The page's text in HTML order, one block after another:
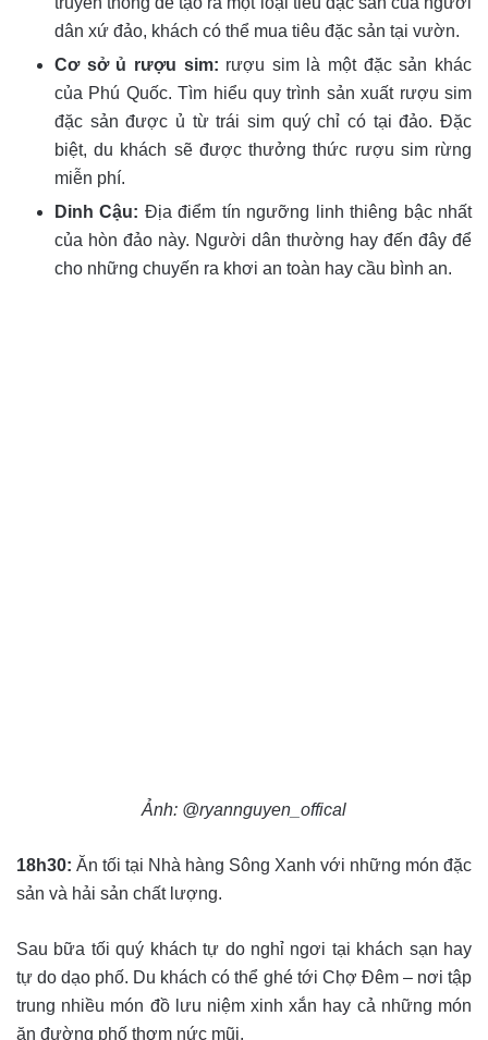
dân xứ đảo, khách có thể mua tiêu đặc sản tại vườn.
Cơ sở ủ rượu sim: rượu sim là một đặc sản khác
của Phú Quốc. Tìm hiểu quy trình sản xuất rượu sim
đặc sản được ủ từ trái sim quý chỉ có tại đảo. Đặc
biệt, du khách sẽ được thưởng thức rượu sim rừng
miễn phí.
Dinh Cậu: Địa điểm tín ngưỡng linh thiêng bậc nhất
của hòn đảo này. Người dân thường hay đến đây để
cho những chuyến ra khơi an toàn hay cầu bình an.
Ảnh: @ryannguyen_offical
18h30: Ăn tối tại Nhà hàng Sông Xanh với những món đặc
sản và hải sản chất lượng.
Sau bữa tối quý khách tự do nghỉ ngơi tại khách sạn hay
tự do dạo phố. Du khách có thể ghé tới Chợ Đêm – nơi tập
trung nhiều món đồ lưu niệm xinh xắn hay cả những món
ăn đường phố thơm nức mũi.